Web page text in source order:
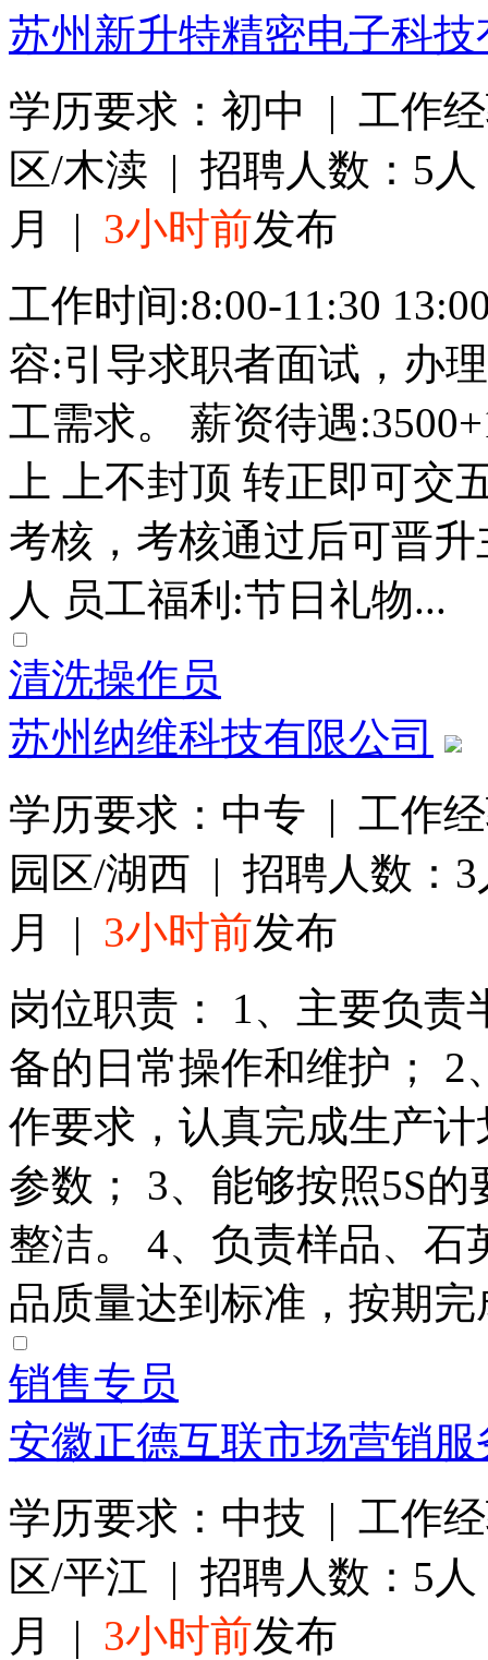
苏州新升特精密电子科
学历要求：初中 | 工作
区/木渎 | 招聘人数：5
月 | 3小时前发布
工作时间:8:00-11:30
容:引导求职者面试，办
工需求。 薪资待遇
上 上不封顶 转正即可
考核，考核通过后可晋
人 员工福利:节日礼物...
清洗操作员
苏州纳维科技有限公司
学历要求：中专 | 工作
园区/湖西 | 招聘人数：
月 | 3小时前发布
岗位职责： 1、主要负
备的日常操作和维护；
作要求，认真完成生产
参数； 3、能够按照5S
整洁。 4、负责样品、
品质量达到标准，按期完
销售专员
安徽正德互联市场营销
学历要求：中技 | 工作
区/平江 | 招聘人数：5
月 | 3小时前发布